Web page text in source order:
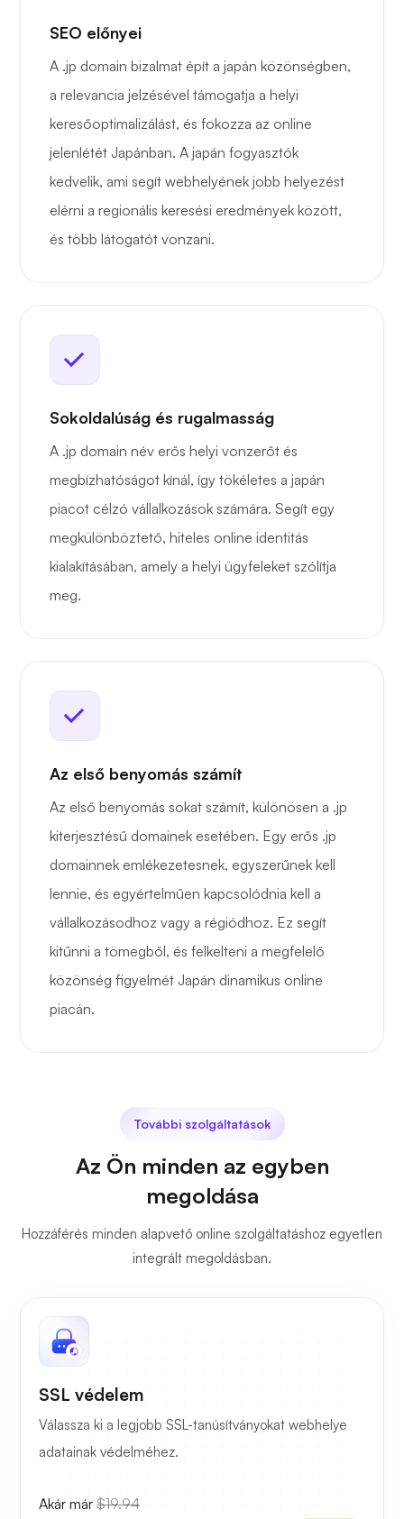
SEO előnyei
A .jp domain bizalmat épít a japán közönségben,
a relevancia jelzésével támogatja a helyi
keresőoptimalizálást, és fokozza az online
jelenlétét Japánban. A japán fogyasztók
kedvelik, ami segít webhelyének jobb helyezést
elérni a regionális keresési eredmények között,
és több látogatót vonzani.
Sokoldalúság és rugalmasság
A .jp domain név erős helyi vonzerőt és
megbízhatóságot kínál, így tökéletes a japán
piacot célzó vállalkozások számára. Segít egy
megkülönböztető, hiteles online identitás
kialakításában, amely a helyi ügyfeleket szólítja
meg.
Az első benyomás számít
Az első benyomás sokat számít, különösen a .jp
kiterjesztésű domainek esetében. Egy erős .jp
domainnek emlékezetesnek, egyszerűnek kell
lennie, és egyértelműen kapcsolódnia kell a
vállalkozásodhoz vagy a régiódhoz. Ez segít
kitűnni a tömegből, és felkelteni a megfelelő
közönség figyelmét Japán dinamikus online
piacán.
További szolgáltatások
Az Ön minden az egyben
megoldása
Hozzáférés minden alapvető online szolgáltatáshoz egyetlen
integrált megoldásban.
SSL védelem
Válassza ki a legjobb SSL-tanúsítványokat webhelye
adatainak védelméhez.
Akár már $19.94